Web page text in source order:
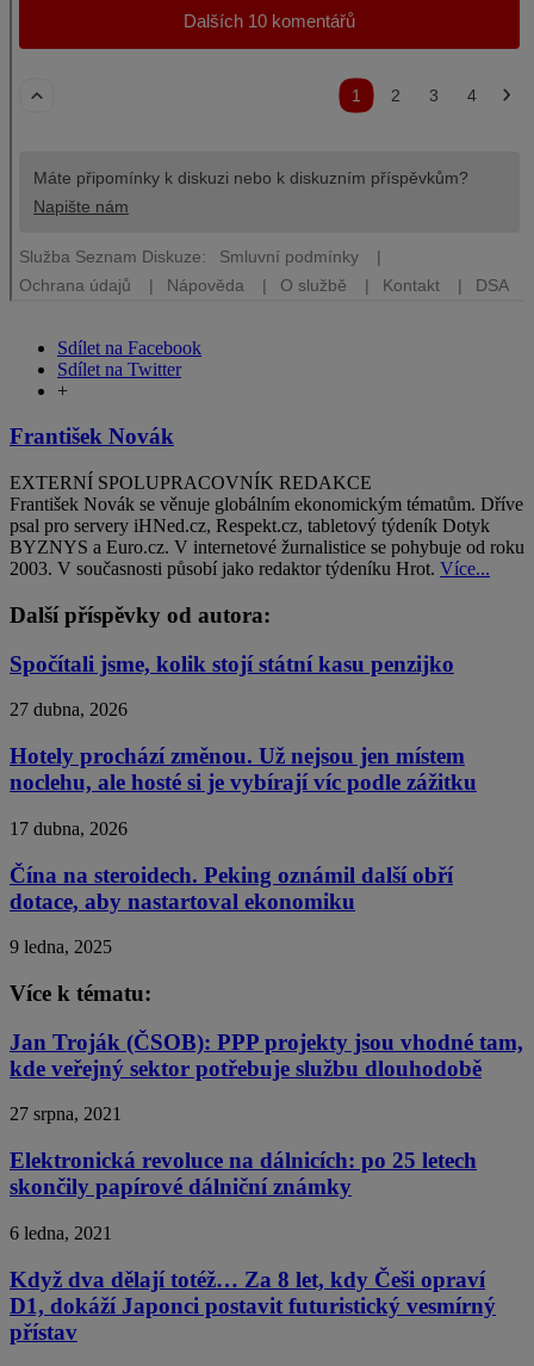
Sdílet na Facebook
Sdílet na Twitter
+
František Novák
EXTERNÍ SPOLUPRACOVNÍK REDAKCE
František Novák se věnuje globálním ekonomickým tématům. Dříve
psal pro servery iHNed.cz, Respekt.cz, tabletový týdeník Dotyk
BYZNYS a Euro.cz. V internetové žurnalistice se pohybuje od roku
2003. V současnosti působí jako redaktor týdeníku Hrot. Více...
Další příspěvky od autora:
Spočítali jsme, kolik stojí státní kasu penzijko
27 dubna, 2026
Hotely prochází změnou. Už nejsou jen místem
noclehu, ale hosté si je vybírají víc podle zážitku
17 dubna, 2026
Čína na steroidech. Peking oznámil další obří
dotace, aby nastartoval ekonomiku
9 ledna, 2025
Více k tématu:
Jan Troják (ČSOB): PPP projekty jsou vhodné tam,
kde veřejný sektor potřebuje službu dlouhodobě
27 srpna, 2021
Elektronická revoluce na dálnicích: po 25 letech
skončily papírové dálniční známky
6 ledna, 2021
Když dva dělají totéž… Za 8 let, kdy Češi opraví
D1, dokáží Japonci postavit futuristický vesmírný
přístav